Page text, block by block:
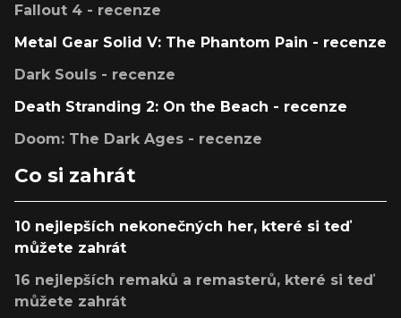
Fallout 4 - recenze
Metal Gear Solid V: The Phantom Pain - recenze
Dark Souls - recenze
Death Stranding 2: On the Beach - recenze
Doom: The Dark Ages - recenze
Co si zahrát
10 nejlepších nekonečných her, které si teď
můžete zahrát
16 nejlepších remaků a remasterů, které si teď
můžete zahrát